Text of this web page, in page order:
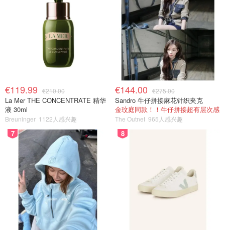
€119.99 €210.00
La Mer THE CONCENTRATE 精华
液 30ml
Breuninger 1122人感兴趣
€144.00 €275.00
Sandro 牛仔拼接麻花针织夹克
金玟庭同款！！牛仔拼接超有层次感
The Outnet 965人感兴趣
7 8